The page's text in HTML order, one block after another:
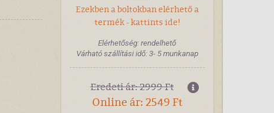
Ezekben a boltokban elérhető a
termék - kattints ide!
Elérhetőség: rendelhető
Várható szállítási idő: 3- 5 munkanap
Eredeti ár: 2999 Ft
Online ár: 2549 Ft